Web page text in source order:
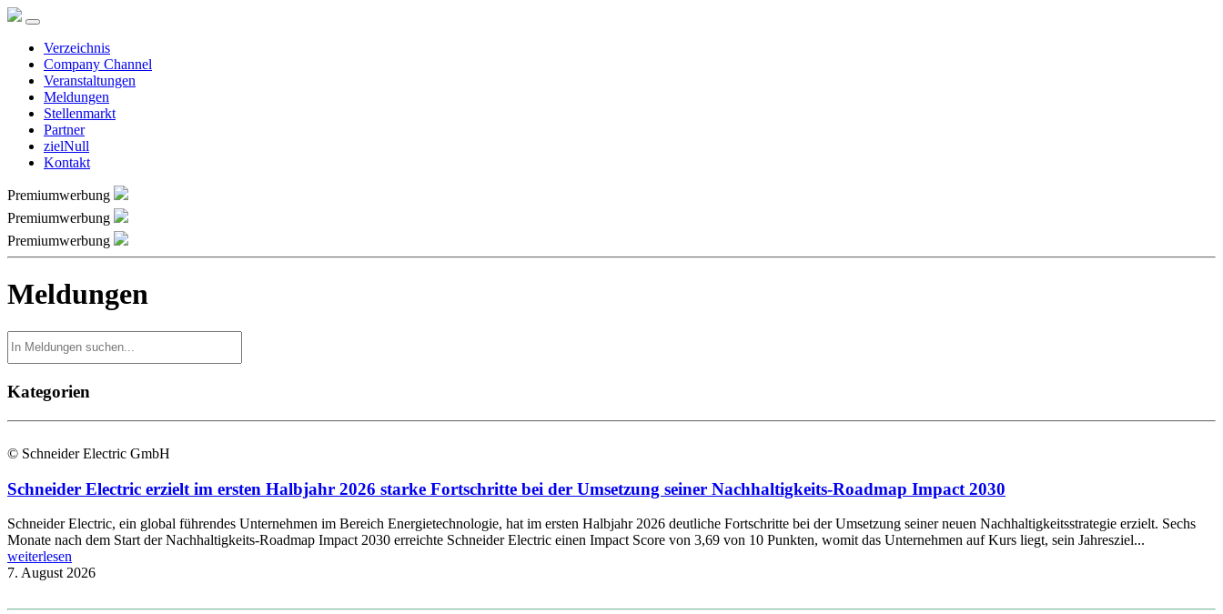
Verzeichnis
Company Channel
Veranstaltungen
Meldungen
Stellenmarkt
Partner
zielNull
Kontakt
Premiumwerbung
Premiumwerbung
Premiumwerbung
Meldungen
Kategorien
© Schneider Electric GmbH
Schneider Electric erzielt im ersten Halbjahr 2026 starke Fortschritte bei der Umsetzung seiner Nachhaltigkeits-Roadmap Impact 2030
Schneider Electric, ein global führendes Unternehmen im Bereich Energietechnologie, hat im ersten Halbjahr 2026 deutliche Fortschritte bei der Umsetzung seiner neuen Nachhaltigkeitsstrategie erzielt. Sechs
Monate nach dem Start der Nachhaltigkeits-Roadmap Impact 2030 erreichte Schneider Electric einen Impact Score von 3,69 von 10 Punkten, womit das Unternehmen auf Kurs liegt, sein Jahresziel...
weiterlesen
7. August 2026